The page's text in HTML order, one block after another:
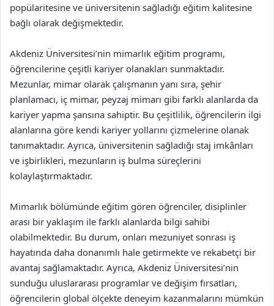
popülaritesine ve üniversitenin sağladığı eğitim kalitesine
bağlı olarak değişmektedir.
Akdeniz Üniversitesi’nin mimarlık eğitim programı,
öğrencilerine çeşitli kariyer olanakları sunmaktadır.
Mezunlar, mimar olarak çalışmanın yanı sıra, şehir
planlamacı, iç mimar, peyzaj mimarı gibi farklı alanlarda da
kariyer yapma şansına sahiptir. Bu çeşitlilik, öğrencilerin ilgi
alanlarına göre kendi kariyer yollarını çizmelerine olanak
tanımaktadır. Ayrıca, üniversitenin sağladığı staj imkânları
ve işbirlikleri, mezunların iş bulma süreçlerini
kolaylaştırmaktadır.
Mimarlık bölümünde eğitim gören öğrenciler, disiplinler
arası bir yaklaşım ile farklı alanlarda bilgi sahibi
olabilmektedir. Bu durum, onları mezuniyet sonrası iş
hayatında daha donanımlı hale getirmekte ve rekabetçi bir
avantaj sağlamaktadır. Ayrıca, Akdeniz Üniversitesi’nin
sunduğu uluslararası programlar ve değişim fırsatları,
öğrencilerin global ölçekte deneyim kazanmalarını mümkün